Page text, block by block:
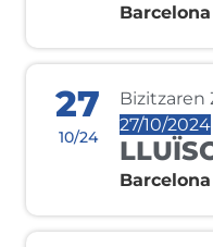
Barcelona
27
10/24
Bizitzaren
27/10/2024
Barcelona